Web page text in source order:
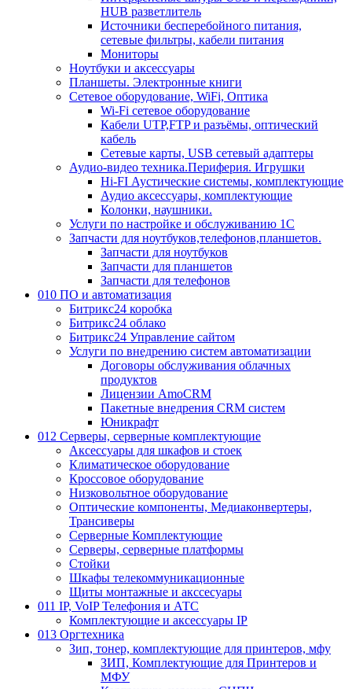
HUB разветлитель
Источники бесперебойного питания,
сетевые фильтры, кабели питания
Мониторы
Ноутбуки и аксессуары
Планшеты. Электронные книги
Сетевое оборудование, WiFi, Оптика
Wi-Fi сетевое оборудование
Кабели UTP,FTP и разъёмы, оптический
кабель
Сетевые карты, USB сетевый адаптеры
Аудио-видео техника.Периферия. Игрушки
Hi-FI Аустические системы, комплектующие
Аудио аксессуары, комплектующие
Колонки, наушники.
Услуги по настройке и обслуживанию 1С
Запчасти для ноутбуков,телефонов,планшетов.
Запчасти для ноутбуков
Запчасти для планшетов
Запчасти для телефонов
010 ПО и автоматизация
Битрикс24 коробка
Битрикс24 облако
Битрикс24 Управление сайтом
Услуги по внедрению систем автоматизации
Договоры обслуживания облачных
продуктов
Лицензии AmoCRM
Пакетные внедрения CRM систем
Юникрафт
012 Серверы, серверные комплектующие
Аксессуары для шкафов и стоек
Климатическое оборудование
Кроссовое оборудование
Низковольтное оборудование
Оптические компоненты, Медиаконвертеры,
Трансиверы
Серверные Комплектующие
Серверы, серверные платформы
Стойки
Шкафы телекоммуникационные
Щиты монтажные и акссесуары
011 IP, VoIP Телефония и АТС
Комплектующие и аксессуары IP
013 Оргтехника
Зип, тонер, комплектующие для принтеров, мфу
ЗИП, Комплектующие для Принтеров и
МФУ